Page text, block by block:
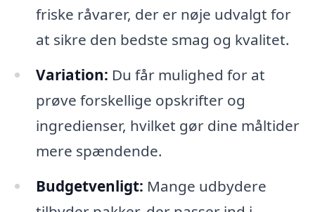
friske råvarer, der er nøje udvalgt for
at sikre den bedste smag og kvalitet.
Variation: Du får mulighed for at
prøve forskellige opskrifter og
ingredienser, hvilket gør dine måltider
mere spændende.
Budgetvenligt: Mange udbydere